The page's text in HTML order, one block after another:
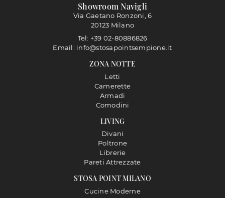
STOSA POINT MILANO
Cucine Moderne
LIVING
Divani
Poltrone
Librerie
Pareti Attrezzate
ZONA NOTTE
Letti
Camerette
Armadi
Comodini
Showroom Navigli
Via Gaetano Ronzoni, 6
20123 Milano
Tel: +39 02-80886826
Email: info@stosapointsempione.it